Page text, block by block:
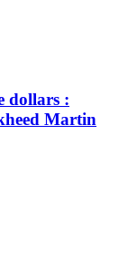
dollars :
Martin